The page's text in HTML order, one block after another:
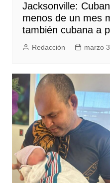
Jacksonville:
menos de un mes
también cubana a
Redacción marzo